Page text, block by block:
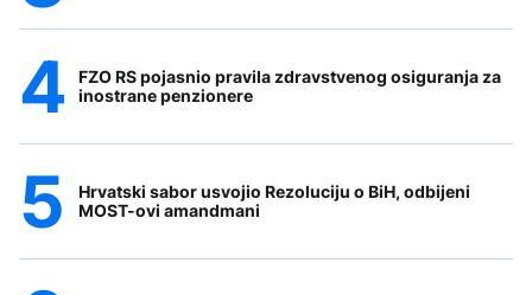
FZO RS pojasnio pravila zdravstvenog osiguranja za
inostrane penzionere
Hrvatski sabor usvojio Rezoluciju o BiH, odbijeni
MOST-ovi amandmani